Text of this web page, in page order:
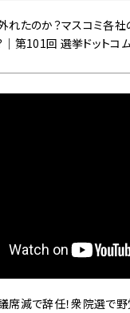
れたのか？マスコミ各
第101回 選挙ドットコ
席減で辞任！衆院選で